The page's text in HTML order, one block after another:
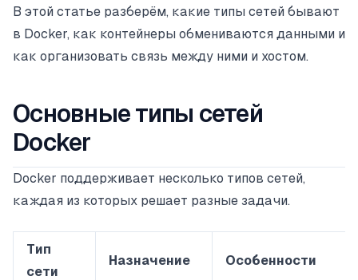
В этой статье разберём, какие типы сетей бывают
в Docker, как контейнеры обмениваются данными и
как организовать связь между ними и хостом.
Основные типы сетей
Docker
Docker поддерживает несколько типов сетей,
каждая из которых решает разные задачи.
Тип
сети
Назначение Особенности